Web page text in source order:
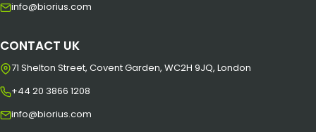
info@biorius.com
CONTACT UK
71 Shelton Street, Covent Garden, WC2H 9JQ, London
+44 20 3866 1208
info@biorius.com